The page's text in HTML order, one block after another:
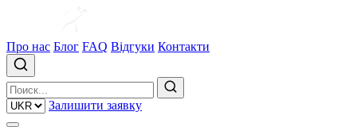
Про нас Блог FAQ Відгуки Контакти
Залишити заявку